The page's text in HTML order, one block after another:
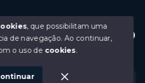
disponíveis para te ajudar.
Gramado Class - Todos os direitos
, que possibilitam uma
de navegação.Ao continuar,
o uso de cookies.